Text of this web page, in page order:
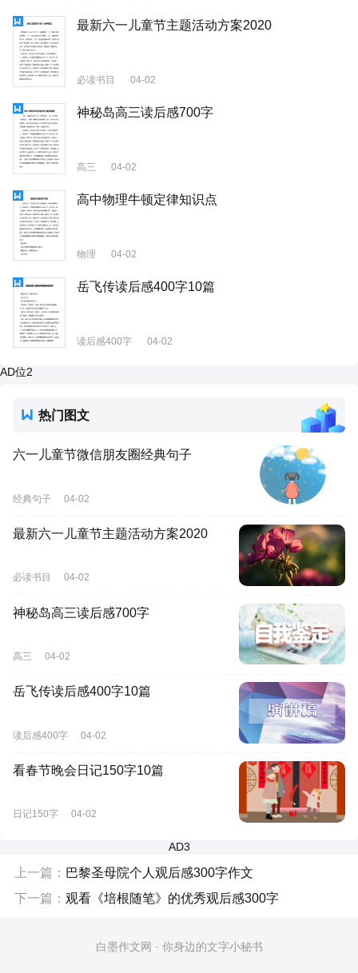
最新六一儿童节主题活动方案2020
必读书目 04-02
神秘岛高三读后感700字
高三 04-02
高中物理牛顿定律知识点
物理 04-02
岳飞传读后感400字10篇
读后感400字 04-02
AD位2
热门图文
六一儿童节微信朋友圈经典句子
经典句子 04-02
最新六一儿童节主题活动方案2020
必读书目 04-02
神秘岛高三读后感700字
高三 04-02
岳飞传读后感400字10篇
读后感400字 04-02
看春节晚会日记150字10篇
日记150字 04-02
AD3
上一篇： 巴黎圣母院个人观后感300字作文
下一篇： 观看《培根随笔》的优秀观后感300字
白墨作文网 · 你身边的文字小秘书